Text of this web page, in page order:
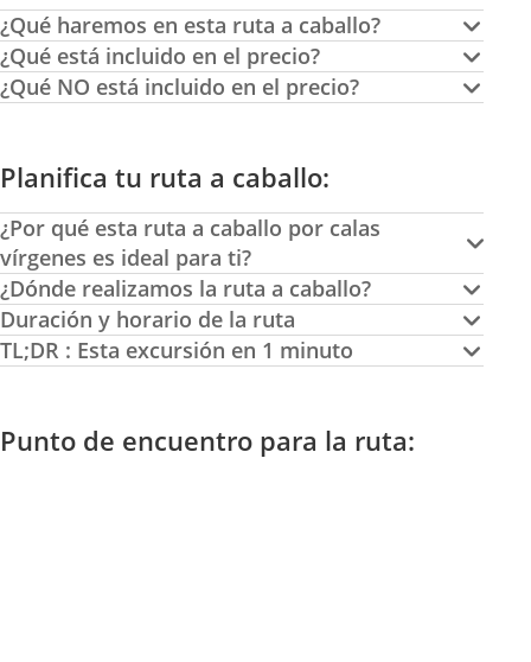
¿Qué haremos en esta ruta a caballo?
¿Qué está incluido en el precio?
¿Qué NO está incluido en el precio?
Planifica tu ruta a caballo:
¿Por qué esta ruta a caballo por calas
vírgenes es ideal para ti?
¿Dónde realizamos la ruta a caballo?
Duración y horario de la ruta
TL;DR : Esta excursión en 1 minuto
Punto de encuentro para la ruta: